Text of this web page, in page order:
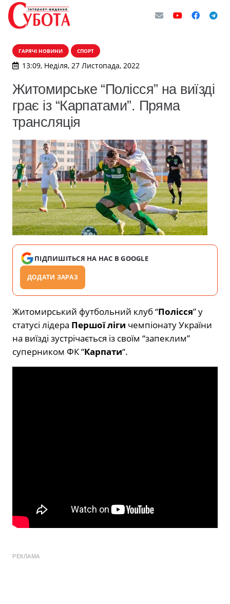
ГАРЯЧІ НОВИНИ СПОРТ
13:09, Неділя, 27 Листопада, 2022
Житомирське “Полісся” на виїзді
грає із “Карпатами”. Пряма
трансляція
ПІДПИШІТЬСЯ НА НАС В GOOGLE
ДОДАТИ ЗАРАЗ
Житомирський футбольний клуб “Полісся” у
статусі лідера Першої ліги чемпіонату України
на виїзді зустрічається із своїм “запеклим”
суперником ФК “Карпати“.
РЕКЛАМА